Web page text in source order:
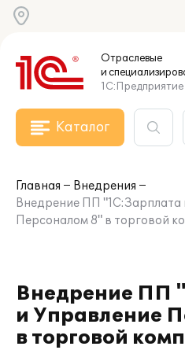
Отраслевые
и
1С:Предприятие
Каталог
Главная
Внедрения
Внедрение ПП "1С:Зарплата
Персоналом 8" в торговой
Внедрение ПП
и Управление
в торговой